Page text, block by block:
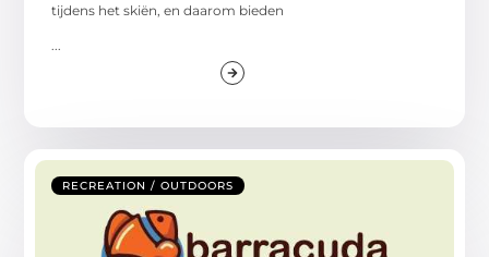
tijdens het skiën, en daarom bieden
RECREATION / OUTDOORS